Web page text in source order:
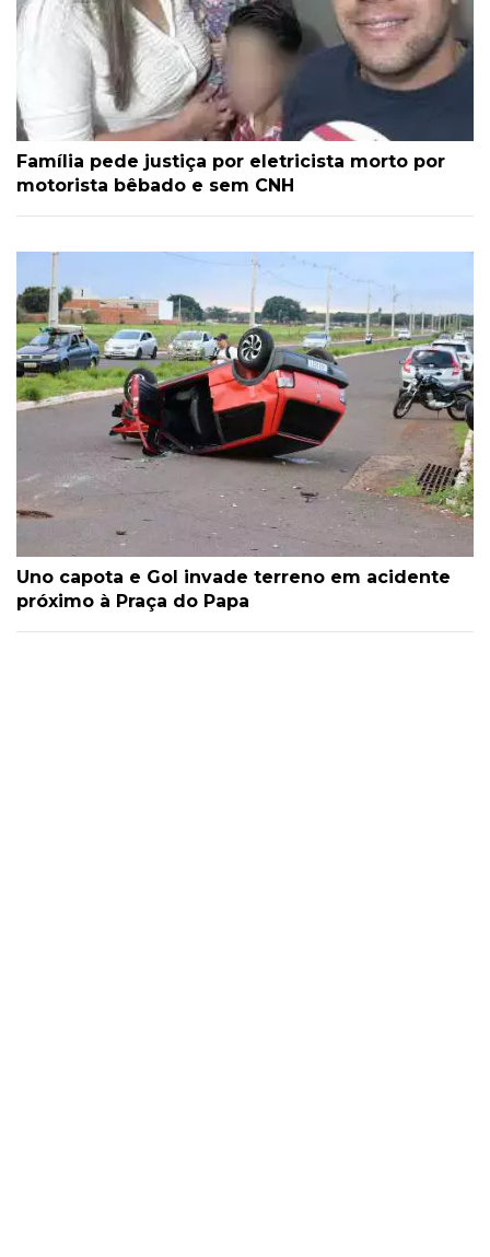
Família pede justiça por eletricista morto por
motorista bêbado e sem CNH
Uno capota e Gol invade terreno em acidente
próximo à Praça do Papa